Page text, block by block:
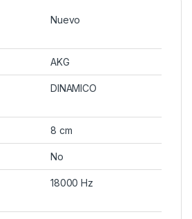
Nuevo
AKG
DINAMICO
8 cm
No
18000 Hz